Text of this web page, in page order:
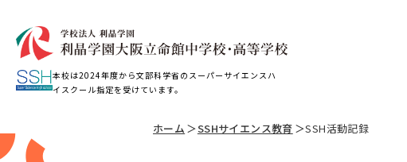
本校は2024年度から文部科学省のスーパーサイエンスハ
イスクール指定を受けています。
ホーム ＞SSHサイエンス教育 ＞SSH活動記録